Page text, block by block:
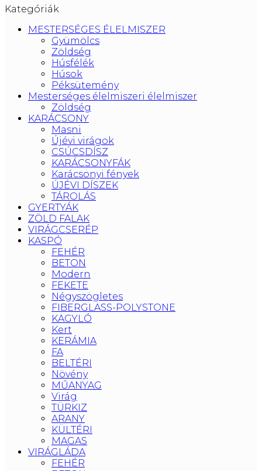
Kategóriák
MESTERSÉGES ÉLELMISZER
Gyümölcs
Zöldség
Húsfélék
Húsok
Péksütemény
Mesterséges élelmiszeri élelmiszer
Zöldség
KARÁCSONY
Masni
Újévi virágok
CSÚCSDÍSZ
KARÁCSONYFÁK
Karácsonyi fények
ÚJÉVI DÍSZEK
TÁROLÁS
GYERTYÁK
ZÖLD FALAK
VIRÁGCSERÉP
KASPÓ
FEHÉR
BETON
Modern
FEKETE
Négyszögletes
FIBERGLASS-POLYSTONE
KAGYLÓ
Kert
KERÁMIA
FA
BELTÉRI
Növény
MŰANYAG
Virág
TÜRKIZ
ARANY
KÜLTÉRI
MAGAS
VIRÁGLÁDA
FEHÉR